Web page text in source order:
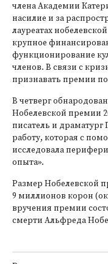
члена Академии
насилие и за
лауреатах
крупное
функционирование
членов. В связи с
признавать премии по
В четверг
Нобелевской премии
писатель и драматург
работу, которая с
исследовала
опыта».
Размер Нобелевской
9 миллионов корон
вручения премии
смерти Альфреда